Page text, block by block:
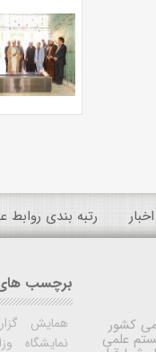
رتبه بندی روابط
کشور
علمی
برچسب های
همایش
نمایشگاه